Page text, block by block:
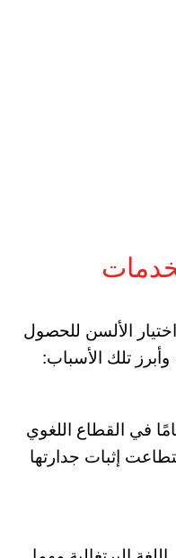
الألسن للحصول
تلك الأسباب:
شركة الألسن بخبرة 15 عامًا في القطاع اللغوي
إثبات جدارتها